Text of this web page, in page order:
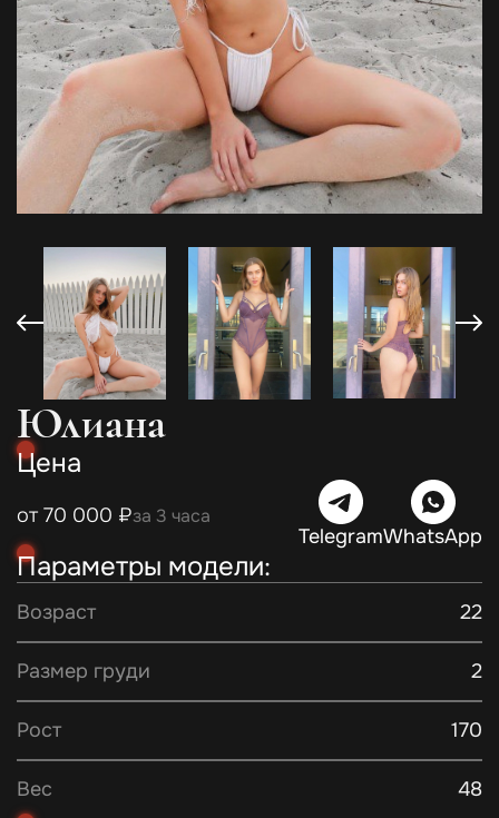
Юлиана
Цена
от 70 000 ₽за 3 часа
TelegramWhatsApp
Параметры модели:
Возраст 22
Размер груди 2
Рост 170
Вес 48